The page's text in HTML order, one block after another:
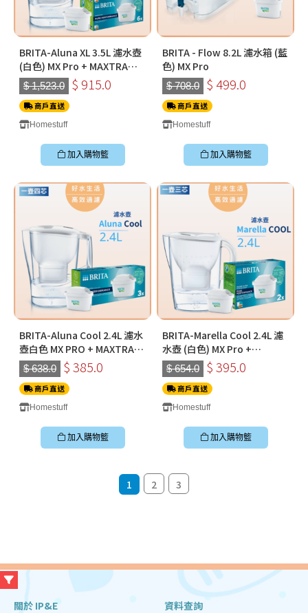
BRITA-Aluna XL 3.5L 濾水壺
(白色) MX Pro + MAXTRA
PRO Pure Performance 純
淨全效全效濾芯 (六件裝*2)
$ 1,523.0 $ 915.0
商戶直送
Homestuff
加入購物籃
BRITA - Flow 8.2L 濾水箱 (藍
色) MX Pro
$ 708.0 $ 499.0
商戶直送
Homestuff
加入購物籃
BRITA-Aluna Cool 2.4L 濾水
壺白色 MX PRO + MAXTRA
PRO Pure Performance 純
淨全效全效濾芯 (三件裝)
$ 638.0 $ 385.0
商戶直送
Homestuff
加入購物籃
BRITA-Marella Cool 2.4L 濾
水壺 (白色) MX Pro +
MAXTRA PRO Pure
Performance 純淨全效全效
濾芯 (二件裝)
$ 654.0 $ 395.0
商戶直送
Homestuff
加入購物籃
1 2 3
關於 IP&E 資料查詢